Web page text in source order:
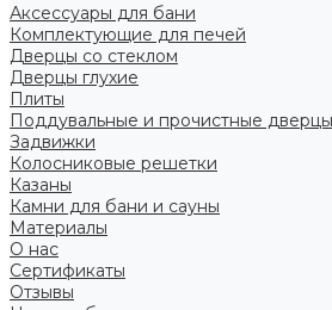
Аксессуары для бани
Комплектующие для печей
Дверцы со стеклом
Дверцы глухие
Плиты
Поддувальные и прочистные дверцы
Задвижки
Колосниковые решетки
Казаны
Камни для бани и сауны
Материалы
О нас
Сертификаты
Отзывы